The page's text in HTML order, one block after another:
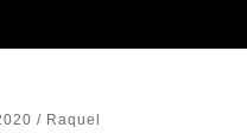
/ Raquel